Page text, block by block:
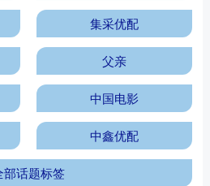
集采优配
父亲
中国电影
中鑫优配
部话题标签